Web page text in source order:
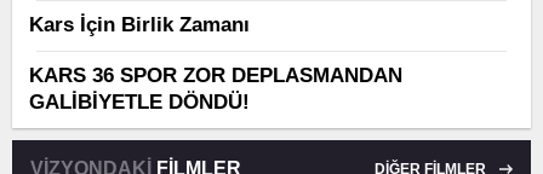
Kars İçin Birlik Zamanı
KARS 36 SPOR ZOR DEPLASMANDAN
GALİBİYETLE DÖNDÜ!
VİZYONDAKİ FİLMLER DİĞER FİLMLER